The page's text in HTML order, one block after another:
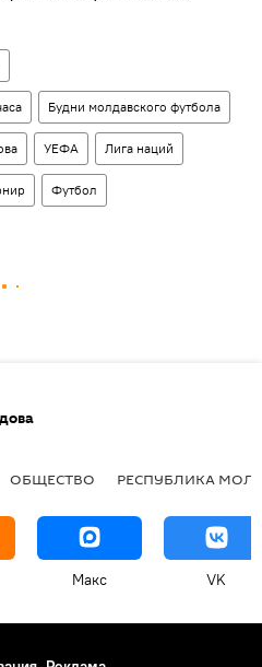
Будни молдавского футбола
УЕФА Лига наций
Футбол
ОБЩЕСТВО РЕСПУБЛИКА
Макс VK